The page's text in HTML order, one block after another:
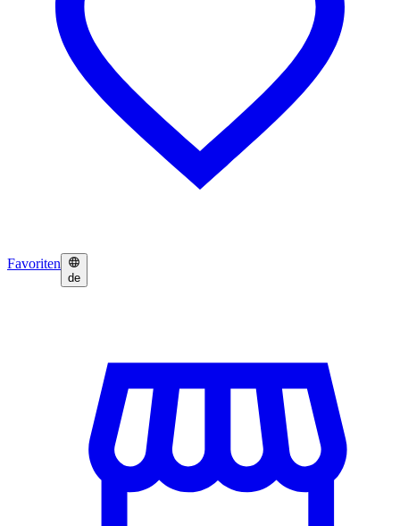
Favoriten
de